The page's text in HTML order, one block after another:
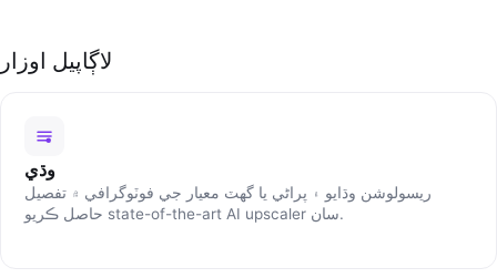
لاڳاپيل اوزار
وڌي
ريسولوشن وڌايو ۽ پراڻي يا گهٽ معيار جي فوٽوگرافي ۾ تفصيل
حاصل ڪريو state-of-the-art AI upscaler سان.